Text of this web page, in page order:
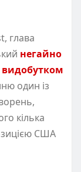
глава
негайно
видобутком
один із
кілька
США